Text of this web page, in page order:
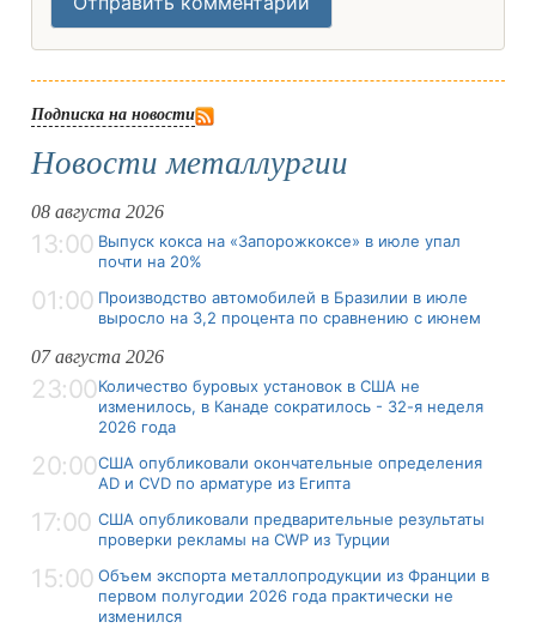
Подписка на новости
Новости металлургии
08 августа 2026
13:00 Выпуск кокса на «Запорожкоксе» в июле упал
почти на 20%
01:00 Производство автомобилей в Бразилии в июле
выросло на 3,2 процента по сравнению с июнем
07 августа 2026
23:00Количество буровых установок в США не
изменилось, в Канаде сократилось - 32-я неделя
2026 года
20:00США опубликовали окончательные определения
AD и CVD по арматуре из Египта
17:00 США опубликовали предварительные результаты
проверки рекламы на CWP из Турции
15:00 Объем экспорта металлопродукции из Франции в
первом полугодии 2026 года практически не
изменился